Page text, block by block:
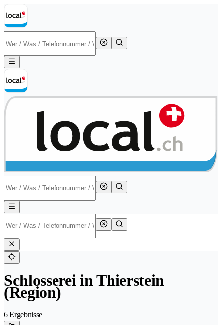
Schlosserei in Thierstein
(Region)
6 Ergebnisse